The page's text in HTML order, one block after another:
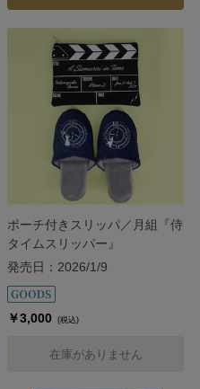
ポーチ付きスリッパ／月組『侍
タイムスリッパー』
発売日：2026/1/9
￥3,000 (税込)
在庫がありません